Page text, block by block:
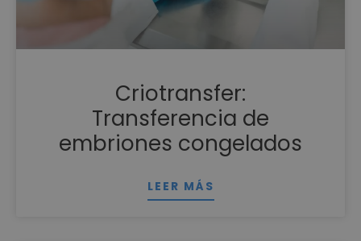
Criotransfer:
Transferencia de
embriones congelados
LEER MÁS